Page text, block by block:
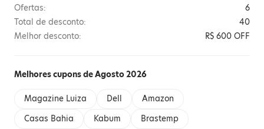
Ofertas:
6
Total de desconto:
40
Melhor desconto:
R$ 600 OFF
Melhores cupons de Agosto 2026
Magazine Luiza Dell
Amazon
Casas Bahia
Kabum Brastemp